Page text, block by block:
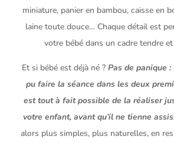
miniature, panier en bambou, caisse en
laine toute douce… Chaque détail est
votre bébé dans un cadre tendre
Et si bébé est déjà né ? Pas de panique :
pu faire la séance dans les deux
est tout à fait possible de la réaliser
votre enfant, avant qu’il ne tienne
alors plus simples, plus naturelles, en